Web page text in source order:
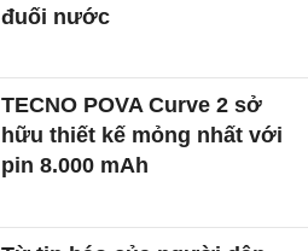
đuối nước
TECNO POVA Curve 2 sở
hữu thiết kế mỏng nhất với
pin 8.000 mAh